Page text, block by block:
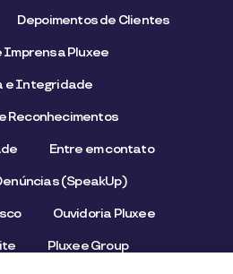
Depoimentos de Clientes
Imprensa Pluxee
e Integridade
Reconhecimentos
Entre em contato
(SpeakUp)
Ouvidoria Pluxee
Pluxee Group